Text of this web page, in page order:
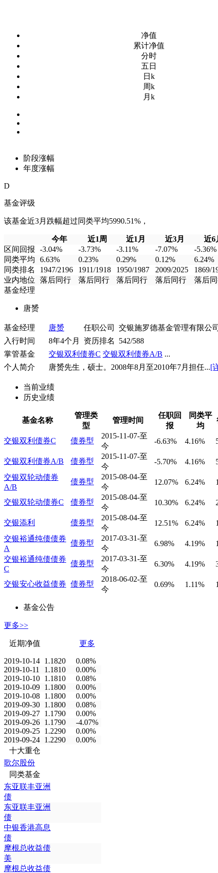
净值
累计净值
分时
五日
日k
周k
月k
阶段涨幅
年度涨幅
D
基金评级
该基金近3月跌幅超过同类平均5990.51%，
今年 近1周 近1月 近3月
近6
区间回报
-3.04% -3.73% -3.11% -7.07%
-5.36%
同类平均
6.63% 0.23% 0.29% 0.12%
6.24%
同类排名
1947/2196 1911/1918 1950/1987 2009/2025
1869/
业内地位
落后同行 落后同行 落后同行 落后同行
落后
基金经理
唐赟
基金经理 唐赟 任职公司
交银施罗德基金管理有限公
入行时间
8年4个月 资历排名
542/588
掌管基金
交银双利债券C 交银双利债券A/B ...
个人简介
唐赟先生，硕士。2008年8月至2010年7月担任...[
当前业绩
历史业绩
基金名称
管理类
型
管理时间
任职回
报
同类平
均
交银双利债券C 债券型
2015-11-07-至
今
-6.63% 4.16%
交银双利债券A/B 债券型
2015-11-07-至
今
-5.70% 4.16%
交银双轮动债券
A/B
债券型
2015-08-04-至
今
12.07% 6.24%
交银双轮动债券C 债券型
2015-08-04-至
今
10.30% 6.24%
交银添利 债券型
2015-08-04-至
今
12.51% 6.24%
交银裕通纯债债券
A
债券型
2017-03-31-至
今
6.98% 4.19%
交银裕通纯债债券
C
债券型
2017-03-31-至
今
6.30% 4.19%
交银安心收益债券 债券型
2018-06-02-至
今
0.69% 1.11%
基金公告
更多>>
近期净值 更多
2019-10-14 1.1820
0.08%
2019-10-11
1.1810
0.00%
2019-10-10 1.1810
0.08%
2019-10-09 1.1800
0.00%
2019-10-08 1.1800
0.00%
2019-09-30 1.1800
0.08%
2019-09-27 1.1790
0.00%
2019-09-26 1.1790
-4.07%
2019-09-25 1.2290
0.00%
2019-09-24 1.2290
0.00%
十大重仓
歌尔股份
同类基金
东亚联丰亚洲
债
东亚联丰亚洲
债
中银香港高息
债
摩根总收益债
美
摩根总收益债